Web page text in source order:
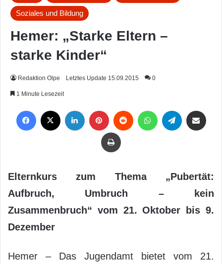
Soziales und Bildung
Hemer: „Starke Eltern –
starke Kinder“
Redaktion Olpe Letztes Update 15.09.2015 0
1 Minute Lesezeit
Drucken
Elternkurs zum Thema „Pubertät:
Aufbruch, Umbruch – kein
Zusammenbruch“ vom 21. Oktober bis 9.
Dezember
Hemer – Das Jugendamt bietet vom 21.